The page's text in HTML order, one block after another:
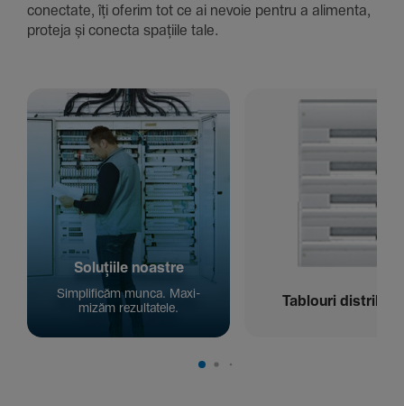
conec­tate, îți oferim tot ce ai nevoie pentru a alimenta,
proteja și conecta spațiile tale.
Solu­țiile noastre
Simpli­ficăm munca. Maxi­
mizăm rezul­ta­tele.
Tablouri